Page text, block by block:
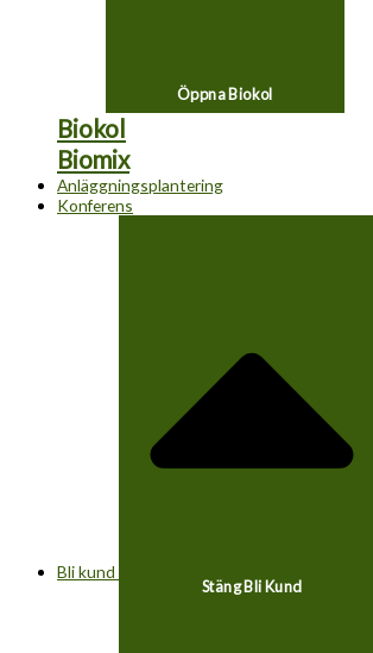
Öppna Biokol
Biokol
Biomix
Anläggningsplantering
Konferens
Bli kund
Stäng Bli Kund